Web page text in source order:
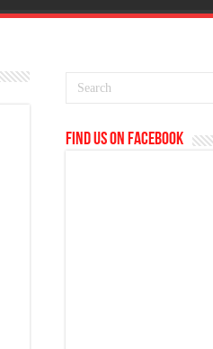
Find us on Facebook